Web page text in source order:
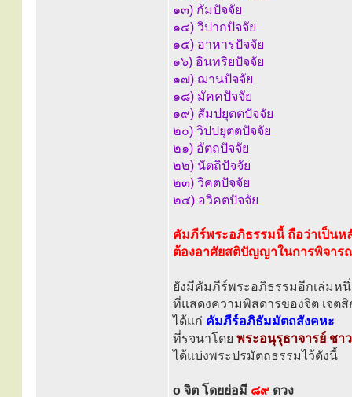
๑๓) กัมปัจจัย
๑๔) วิปากปัจจัย
๑๕) อาหารปัจจัย
๑๖) อินทริยปัจจัย
๑๗) ฌานปัจจัย
๑๘) มัคคปัจจัย
๑๙) สัมปยุตตปัจจัย
๒๐) วิปปยุตตปัจจัย
๒๑) อัตถปัจจัย
๒๒) นัตถิปัจจัย
๒๓) วิคตปัจจัย
๒๔) อวิคตปัจจัย
คัมภีร์พระอภิธรรมนี้ ถือว่าเป็นห
ต้องอาศัยสติปัญญาในการพิจาร
ยังมีคัมภีร์พระอภิธรรมอีกเล่มหนึ่
ที่แสดงความพิสดารของจิต เจต
ได้แก่ คัมภีร์อภิธัมมัตถสังคหะ
ที่รจนาโดย พระอนุรุธาจารย์ ชา
ได้แบ่งพระปรมัตถธรรมไว้ดังนี้
o จิต โดยย่อมี ๘๙ ดวง